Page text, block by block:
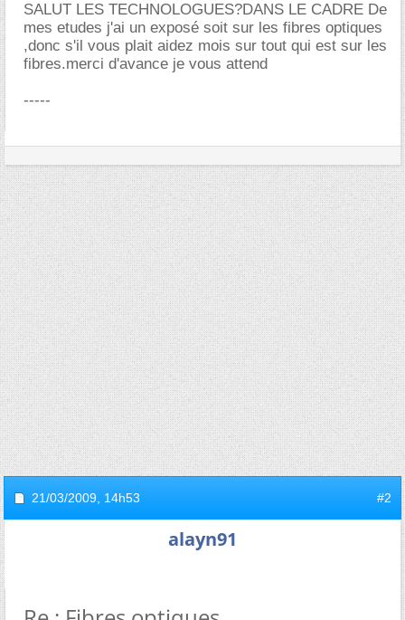
SALUT LES TECHNOLOGUES?DANS LE CADRE De
mes etudes j'ai un exposé soit sur les fibres optiques
,donc s'il vous plait aidez mois sur tout qui est sur les
fibres.merci d'avance je vous attend
-----
21/03/2009, 14h53 #2
alayn91